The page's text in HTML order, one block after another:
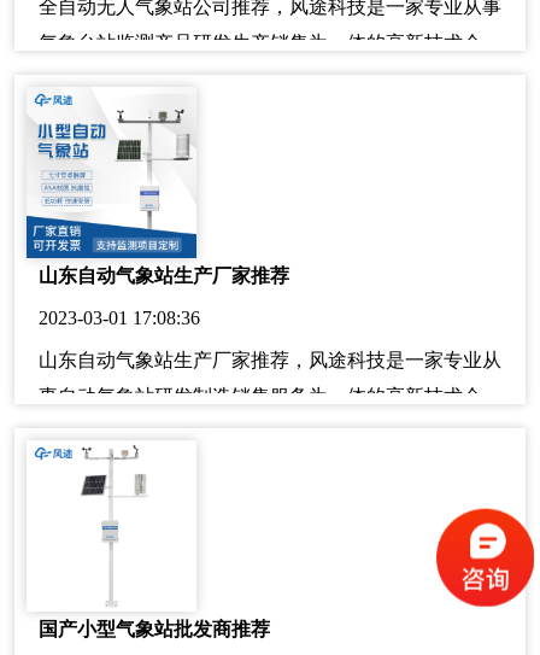
全自动无人气象站公司推荐，风途科技是一家专业从事
气象台站监测产品研发生产销售为一体的高新技术企
内领先的气象站技术解决方案提供商。公司拥有多项自
主知识产权，先后开发出了多款智能气象站以及相关配
套的软硬件产品。其中包括：超声波自动气象站、便携
式自动气象站、手持自动气象站等产品。公司始终坚
持“诚信经营，质量第一，客户至上，持续改进，用户满
山东自动气象站生产厂家推荐
2023-03-01 17:08:36
山东自动气象站生产厂家推荐，风途科技是一家专业从
事自动气象站研发制造销售服务为一体的高新技术企
气象站、校园气象站、农业气象站、便携式气象站、手
持气象站等多款仪器，其广泛应用于各行各业，并且取
国产小型气象站批发商推荐